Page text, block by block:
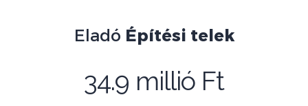
Eladó Építési telek
34.9 millió Ft